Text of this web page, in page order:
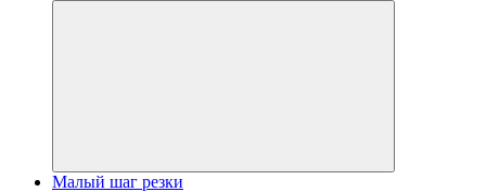
Малый шаг резки